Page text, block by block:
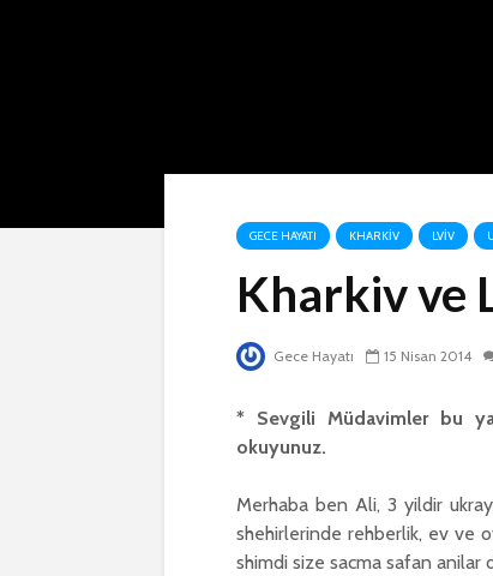
GECE HAYATI KHARKIV LVIV
Kharkiv ve
Gece Hayatı 15 Nisan 2014
* Sevgili Müdavimler bu
okuyunuz.
Merhaba ben Ali, 3 yildir
shehirlerinde rehberlik, ev ve
shimdi size sacma safan anilar